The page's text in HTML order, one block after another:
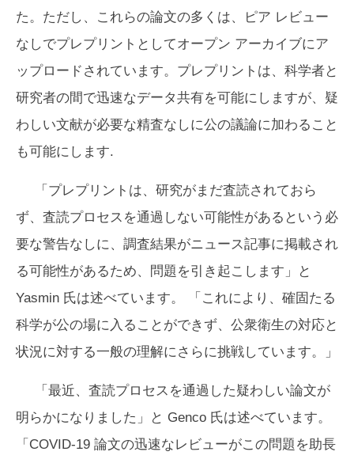
た。ただし、これらの論文の多くは、ピア レビュー
なしでプレプリントとしてオープン アーカイブにア
ップロードされています。プレプリントは、科学者と
研究者の間で迅速なデータ共有を可能にしますが、疑
わしい文献が必要な精査なしに公の議論に加わること
も可能にします.
「プレプリントは、研究がまだ査読されておら
ず、査読プロセスを通過しない可能性があるという必
要な警告なしに、調査結果がニュース記事に掲載され
る可能性があるため、問題を引き起こします」と
Yasmin 氏は述べています。 「これにより、確固たる
科学が公の場に入ることができず、公衆衛生の対応と
状況に対する一般の理解にさらに挑戦しています。」
「最近、査読プロセスを通過した疑わしい論文が
明らかになりました」と Genco 氏は述べています。
「COVID-19 論文の迅速なレビューがこの問題を助長